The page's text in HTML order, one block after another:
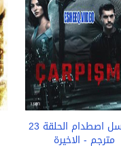
مسلسل اصطدام الحلقة 23
مترجم - الاخيرة